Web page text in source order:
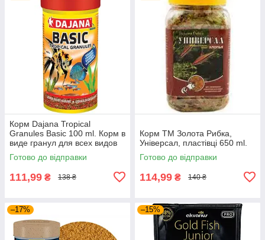
Корм Dajana Tropical
Granules Basic 100 ml. Корм в
виде гранул для всех видов
тропических аквариумных
рыб. 55г
Готово до відправки
111,99 ₴ 138 ₴
Корм ТМ Золота Рибка,
Універсал, пластівці 650 ml.
Готово до відправки
114,99 ₴ 140 ₴
–17% –15%